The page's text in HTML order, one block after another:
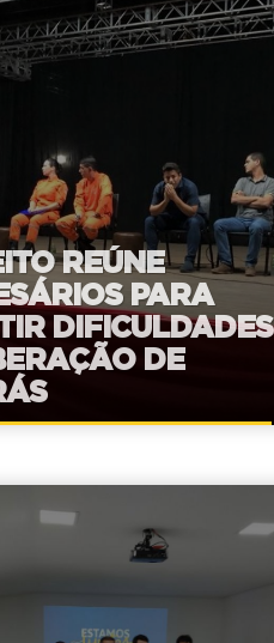
REÚNE
PARA
DIFICULDADES
DE